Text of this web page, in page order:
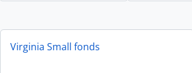
Virginia Small fonds